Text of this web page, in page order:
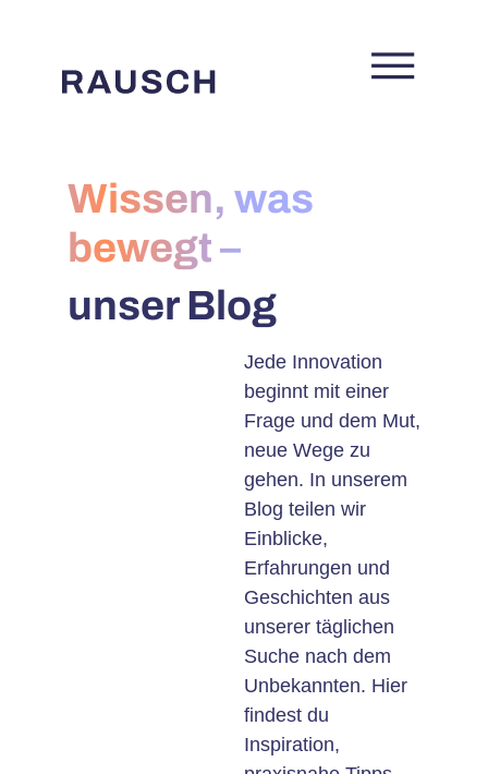
Wissen, was
bewegt –
unser Blog
Jede Innovation
beginnt mit einer
Frage und dem Mut,
neue Wege zu
gehen. In unserem
Blog teilen wir
Einblicke,
Erfahrungen und
Geschichten aus
unserer täglichen
Suche nach dem
Unbekannten. Hier
findest du
Inspiration,